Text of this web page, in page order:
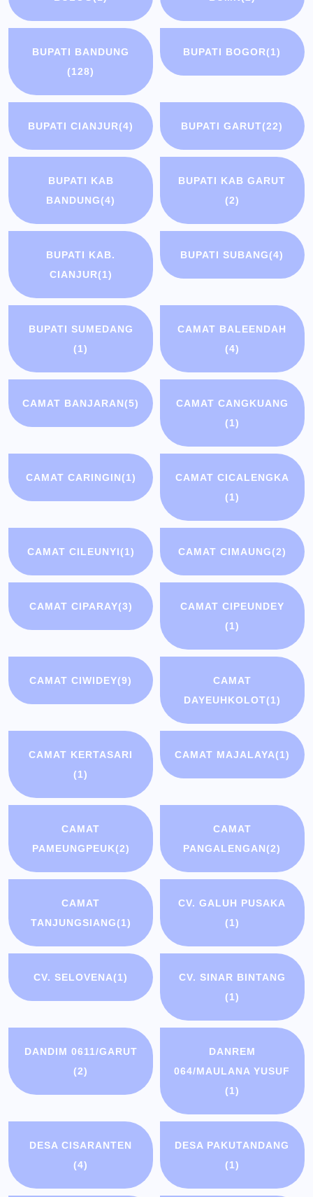
BUPATI BANDUNG
(128)
BUPATI BOGOR(1)
BUPATI CIANJUR(4) BUPATI GARUT(22)
BUPATI KAB
BANDUNG(4)
BUPATI KAB GARUT
(2)
BUPATI KAB.
CIANJUR(1)
BUPATI SUBANG(4)
BUPATI SUMEDANG
(1)
CAMAT BALEENDAH
(4)
CAMAT BANJARAN(5)
CAMAT CANGKUANG
(1)
CAMAT CARINGIN(1)
CAMAT CICALENGKA
(1)
CAMAT CILEUNYI(1) CAMAT CIMAUNG(2)
CAMAT CIPARAY(3)
CAMAT CIPEUNDEY
(1)
CAMAT CIWIDEY(9)
CAMAT
DAYEUHKOLOT(1)
CAMAT KERTASARI
(1)
CAMAT MAJALAYA(1)
CAMAT
PAMEUNGPEUK(2)
CAMAT
PANGALENGAN(2)
CAMAT
TANJUNGSIANG(1)
CV. GALUH PUSAKA
(1)
CV. SELOVENA(1)
CV. SINAR BINTANG
(1)
DANDIM 0611/GARUT
(2)
DANREM
064/MAULANA YUSUF
(1)
DESA CISARANTEN
(4)
DESA PAKUTANDANG
(1)